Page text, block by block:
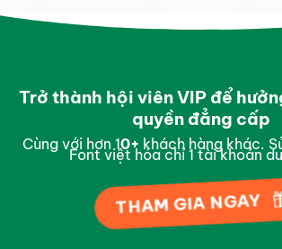
Trở thành hội viên VIP để
quyền đẳng cấp
Cùng với hơn 10+ khách hàng khác.
Font việt hóa chỉ 1 tài khoản
THAM GIA NGAY